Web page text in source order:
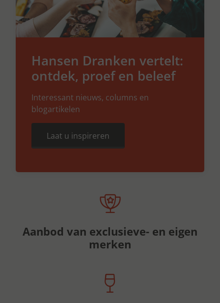
Hansen Dranken vertelt:
ontdek, proef en beleef
Interessant nieuws, columns en
blogartikelen
Laat u inspireren
Aanbod van exclusieve- en eigen
merken